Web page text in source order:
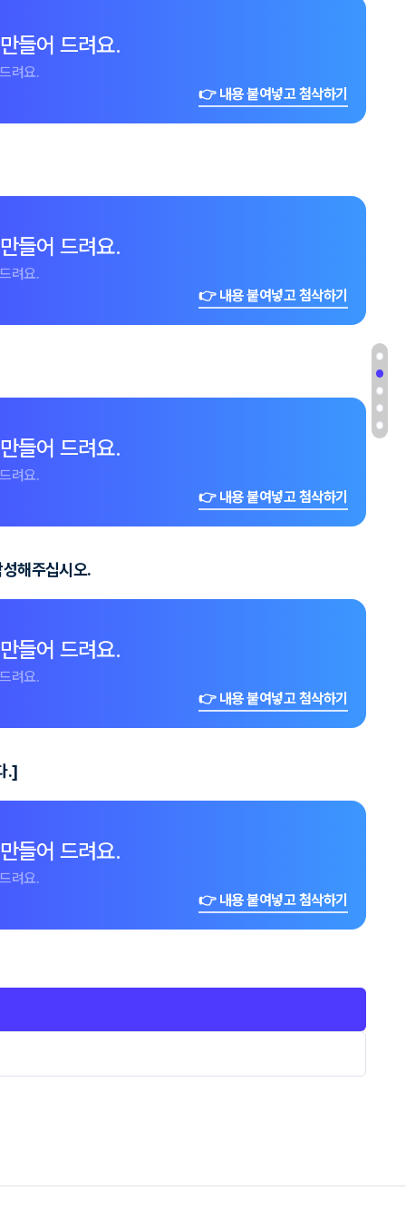
들어 드려요.
려요.
👉 내용 붙여넣고 첨삭하기
들어 드려요.
려요.
👉 내용 붙여넣고 첨삭하기
들어 드려요.
려요.
👉 내용 붙여넣고 첨삭하기
해주십시오.
들어 드려요.
려요.
👉 내용 붙여넣고 첨삭하기
.]
들어 드려요.
려요.
👉 내용 붙여넣고 첨삭하기